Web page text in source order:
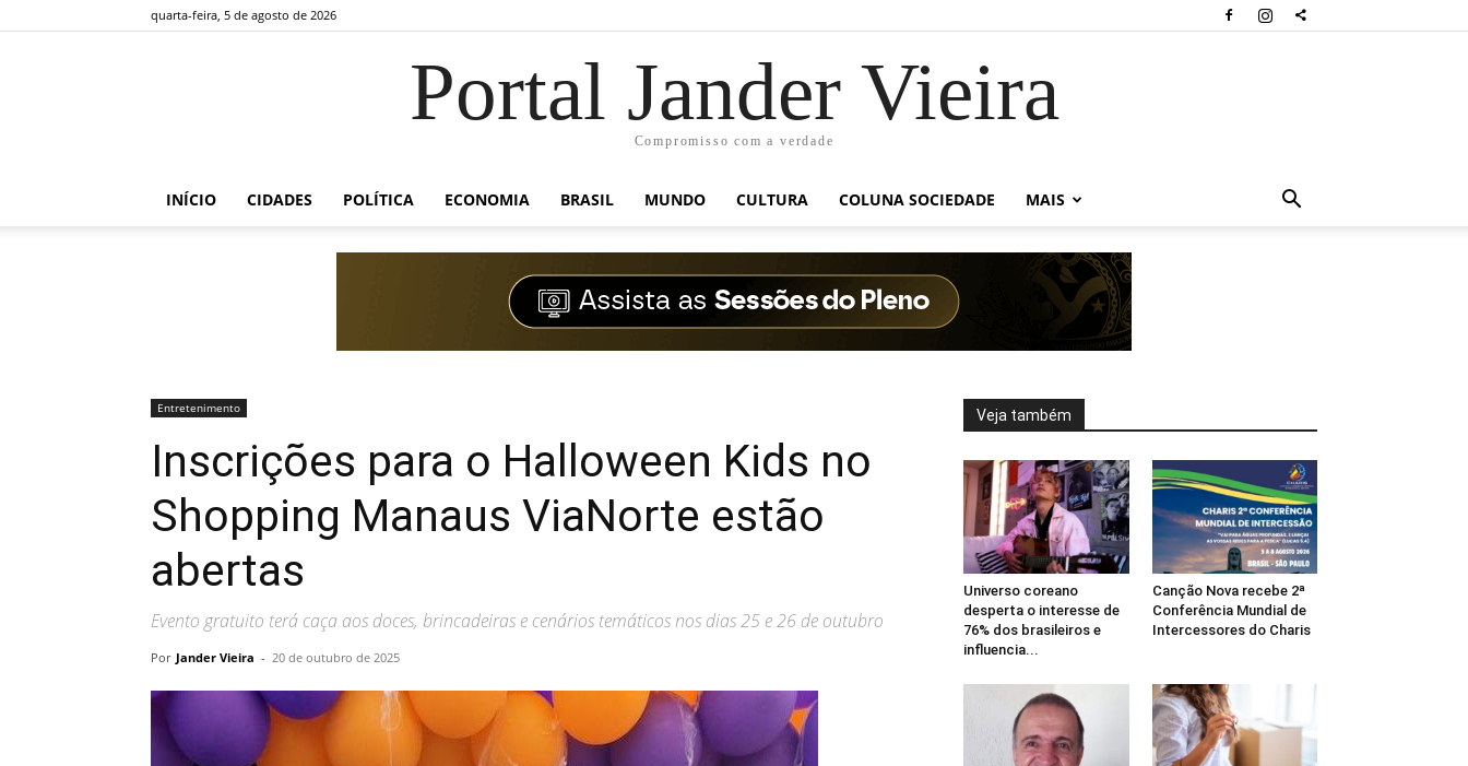
quarta-feira, 5 de agosto de 2026
Portal Jander Vieira
Compromisso com a verdade
INÍCIO CIDADES POLÍTICA ECONOMIA BRASIL MUNDO CULTURA COLUNA SOCIEDADE MAIS
Entretenimento
Inscrições para o Halloween Kids no
Shopping Manaus ViaNorte estão
abertas
Evento gratuito terá caça aos doces, brincadeiras e cenários temáticos nos dias 25 e 26 de outubro
Por Jander Vieira - 20 de outubro de 2025
Veja também
Universo coreano
desperta o interesse de
76% dos brasileiros e
influencia...
Canção Nova recebe 2ª
Conferência Mundial de
Intercessores do Charis